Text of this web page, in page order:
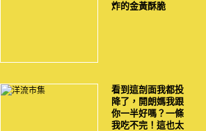
炸的金黃酥脆
看到這剖面我都投
降了，開朗媽我跟
你一半好嗎？一條
我吃不完！這也太